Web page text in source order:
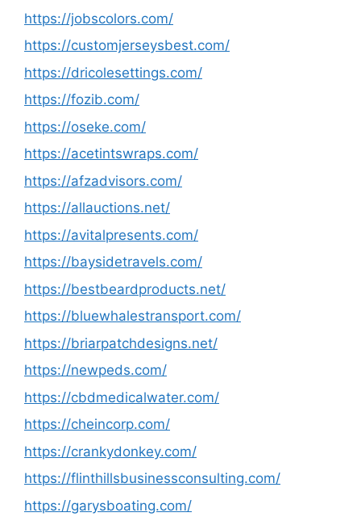
https://jobscolors.com/
https://customjerseysbest.com/
https://dricolesettings.com/
https://fozib.com/
https://oseke.com/
https://acetintswraps.com/
https://afzadvisors.com/
https://allauctions.net/
https://avitalpresents.com/
https://baysidetravels.com/
https://bestbeardproducts.net/
https://bluewhalestransport.com/
https://briarpatchdesigns.net/
https://newpeds.com/
https://cbdmedicalwater.com/
https://cheincorp.com/
https://crankydonkey.com/
https://flinthillsbusinessconsulting.com/
https://garysboating.com/